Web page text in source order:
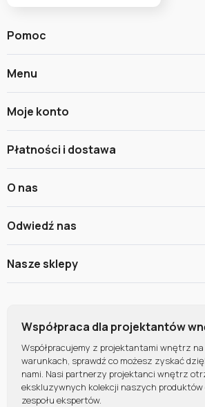
Pomoc
Menu
Moje konto
Płatności i dostawa
O nas
Odwiedź nas
Nasze sklepy
Współpraca dla projektantów
Współpracujemy z projektantami wnętrz na
warunkach, sprawdź co możesz zyskać
nami. Nasi partnerzy projektanci wnętrz
ekskluzywnych kolekcji naszych produktów
zespołu ekspertów.